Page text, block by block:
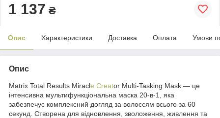
1 137 ₴
Опис Характеристики Доставка Оплата Умови
Опис
Matrix Total Results Miracle Creator Multi-Tasking Mask — це
інтенсивна мультифункціональна маска 20-в-1, яка
забезпечує комплексний догляд за волоссям всього за 60
секунд. Створена для відновлення, зволоження, живлення та